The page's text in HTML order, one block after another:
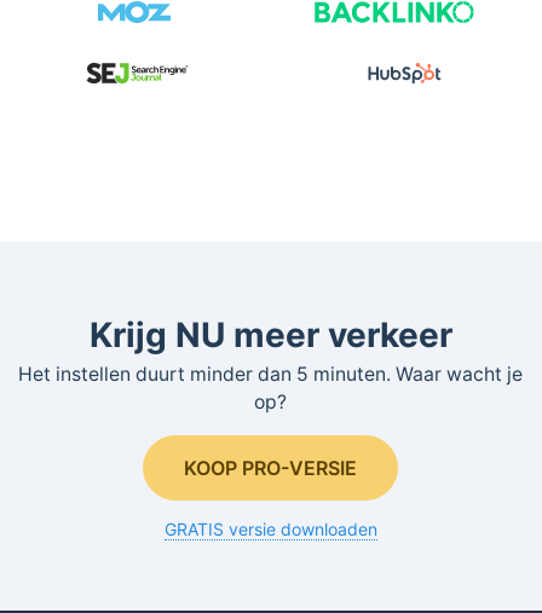
Krijg NU meer verkeer
Het instellen duurt minder dan 5 minuten. Waar wacht je
op?
KOOP PRO-VERSIE
GRATIS versie downloaden